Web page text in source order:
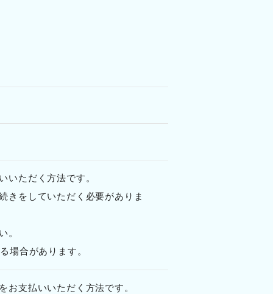
いただく方法です。
きをしていただく必要がありま
。
場合があります。
お支払いいただく方法です。